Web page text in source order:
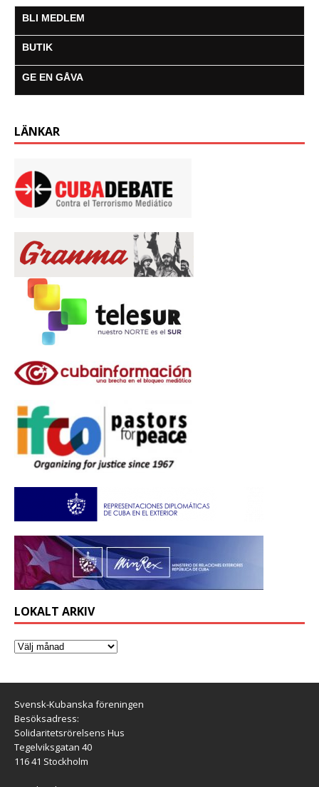
BLI MEDLEM
BUTIK
GE EN GÅVA
LÄNKAR
LOKALT ARKIV
Svensk-Kubanska föreningen
Besöksadress:
Solidaritetsrörelsens Hus
Tegelviksgatan 40
116 41 Stockholm